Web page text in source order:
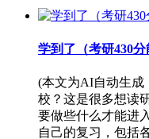
学到了（考研430
(本文为AI自动生成
校？这是很多想读
要做些什么才能进
自己的复习，包括